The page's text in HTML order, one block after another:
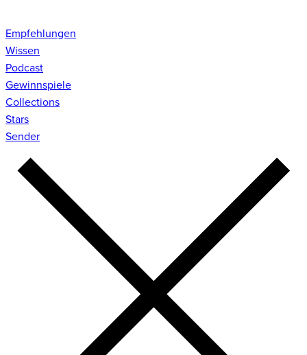
Empfehlungen
Wissen
Podcast
Gewinnspiele
Collections
Stars
Sender